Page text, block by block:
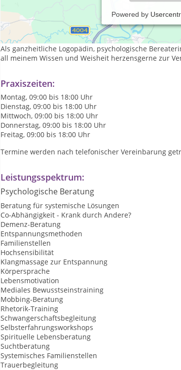
Powered by
In der Holistischen Praxis Herzenssprache erwartet
und ganzheitlich gesehen werden.
Als ganzheitliche Logopädin, psychologische
all meinem Wissen und Weisheit herzensgerne zur
Praxiszeiten:
Montag, 09:00 bis 18:00 Uhr
Dienstag, 09:00 bis 18:00 Uhr
Mittwoch, 09:00 bis 18:00 Uhr
Donnerstag, 09:00 bis 18:00 Uhr
Freitag, 09:00 bis 18:00 Uhr
Termine werden nach telefonischer Vereinbarung
Leistungsspektrum:
Psychologische Beratung
Beratung für systemische Lösungen
Co-Abhängigkeit - Krank durch Andere?
Demenz-Beratung
Entspannungsmethoden
Familienstellen
Hochsensibilität
Klangmassage zur Entspannung
Körpersprache
Lebensmotivation
Mediales Bewusstseinstraining
Mobbing-Beratung
Rhetorik-Training
Schwangerschaftsbegleitung
Selbsterfahrungsworkshops
Spirituelle Lebensberatung
Suchtberatung
Systemisches Familienstellen
Trauerbegleitung